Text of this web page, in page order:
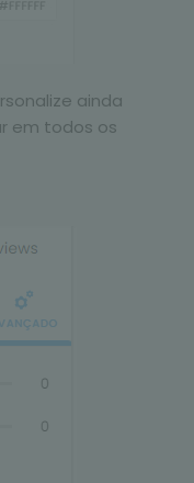
ainda
em todos os